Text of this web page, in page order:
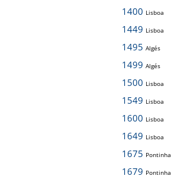
1400 Lisboa
1449 Lisboa
1495 Algés
1499 Algés
1500 Lisboa
1549 Lisboa
1600 Lisboa
1649 Lisboa
1675 Pontinha
1679 Pontinha